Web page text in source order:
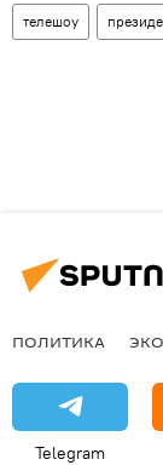
телешоу
ПОЛИТИКА
Telegram